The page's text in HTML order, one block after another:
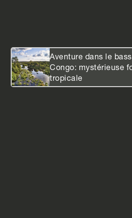
Aventure dans le
Congo: mystérieuse forêt
tropicale